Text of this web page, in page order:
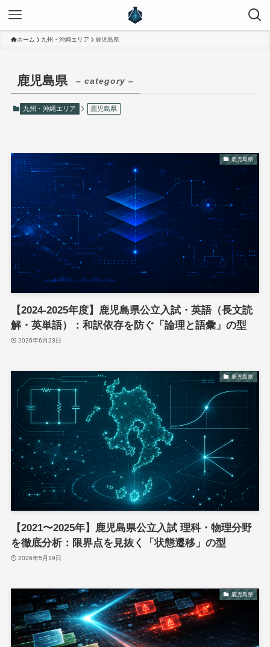
ホーム 九州・沖縄エリア 鹿児島県
鹿児島県 – category –
九州・沖縄エリア 鹿児島県
鹿児島県
【2024-2025年度】鹿児島県公立入試・英語（長文読
解・英単語）：和訳依存を防ぐ「論理と語彙」の型
2026年6月23日
鹿児島県
【2021〜2025年】鹿児島県公立入試 理科・物理分野
を徹底分析：限界点を見抜く「状態遷移」の型
2026年5月19日
鹿児島県